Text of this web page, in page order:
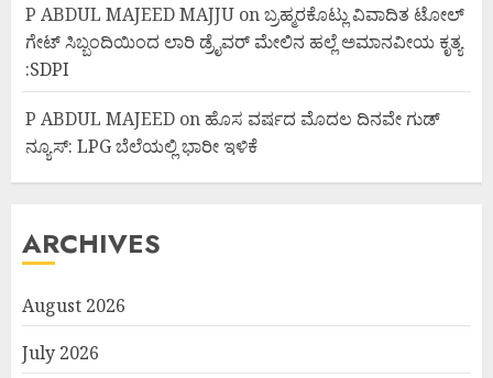
P ABDUL MAJEED MAJJU onಬ್ರಹ್ಮರಕೊಟ್ಲು ವಿವಾದಿತ ಟೋಲ್
ಗೇಟ್ ಸಿಬ್ಬಂದಿಯಿಂದ ಲಾರಿ ಡ್ರೈವರ್ ಮೇಲಿನ ಹಲ್ಲೆ ಅಮಾನವೀಯ ಕೃತ್ಯ
:SDPI
P ABDUL MAJEED on ಹೊಸ ವರ್ಷದ ಮೊದಲ ದಿನವೇ ಗುಡ್
ನ್ಯೂಸ್: LPG ಬೆಲೆಯಲ್ಲಿ ಭಾರೀ ಇಳಿಕೆ
ARCHIVES
August 2026
July 2026